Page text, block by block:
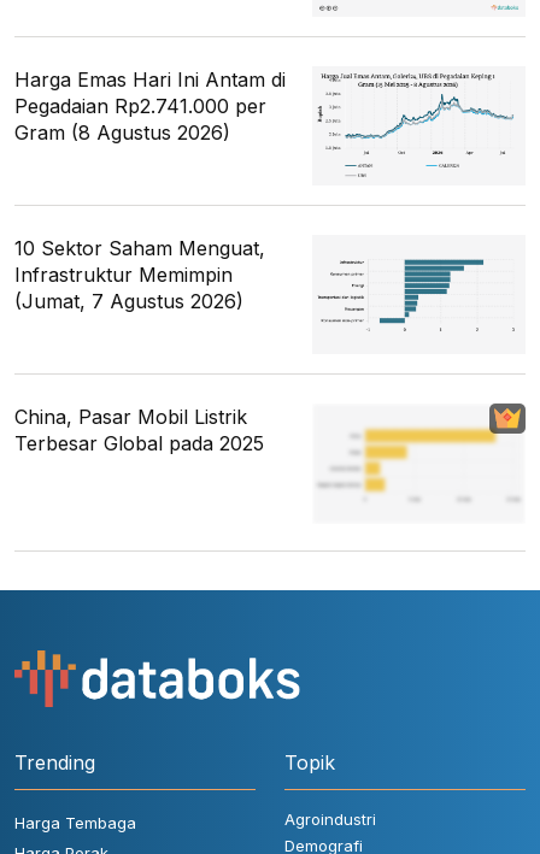
Harga Emas Hari Ini Antam di
Pegadaian Rp2.741.000 per
Gram (8 Agustus 2026)
10 Sektor Saham Menguat,
Infrastruktur Memimpin
(Jumat, 7 Agustus 2026)
China, Pasar Mobil Listrik
Terbesar Global pada 2025
Trending
Harga Tembaga
Topik
Agroindustri
Demografi